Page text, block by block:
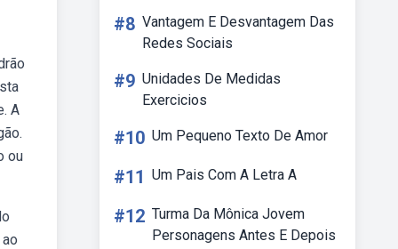
A
ou
#8 Vantagem E Desvantagem Das
Redes Sociais
#9 Unidades De Medidas
Exercicios
#10 Um Pequeno Texto De Amor
#11 Um Pais Com A Letra A
#12 Turma Da Mônica Jovem
Personagens Antes E Depois